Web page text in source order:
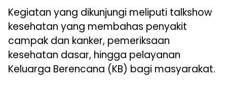
Kegiatan yang dikunjungi meliputi talkshow
kesehatan yang membahas penyakit
campak dan kanker, pemeriksaan
kesehatan dasar, hingga pelayanan
Keluarga Berencana (KB) bagi masyarakat.